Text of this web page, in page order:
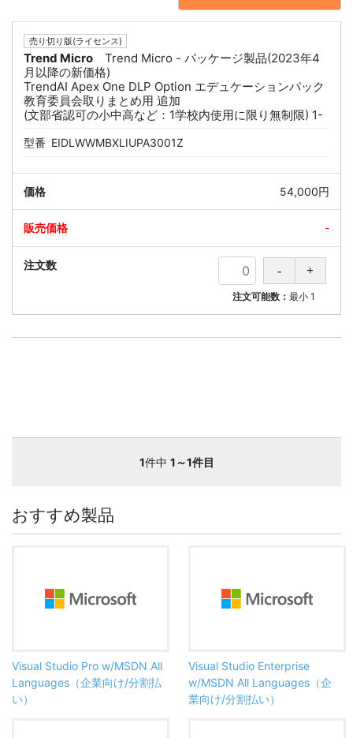
売り切り版(ライセンス)
Trend Micro
Trend Micro - パッケージ製品(2023年4
月以降の新価格)
TrendAI Apex One DLP Option エデュケーションパック
教育委員会取りまとめ用 追加
(文部省認可の小中高など：1学校内使用に限り無制限) 1-
型番 EIDLWWMBXLIUPA3001Z
54,000円
-
注文可能数：最小 1
1件中 1～1件目
おすすめ製品
Visual Studio Pro w/MSDN All
Languages（企業向け/分割払
い）
Visual Studio Enterprise
w/MSDN All Languages（企
業向け/分割払い）